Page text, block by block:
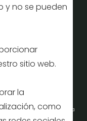
y no se pueden
sitio web.
la
como
de Segovia) y la Empresa